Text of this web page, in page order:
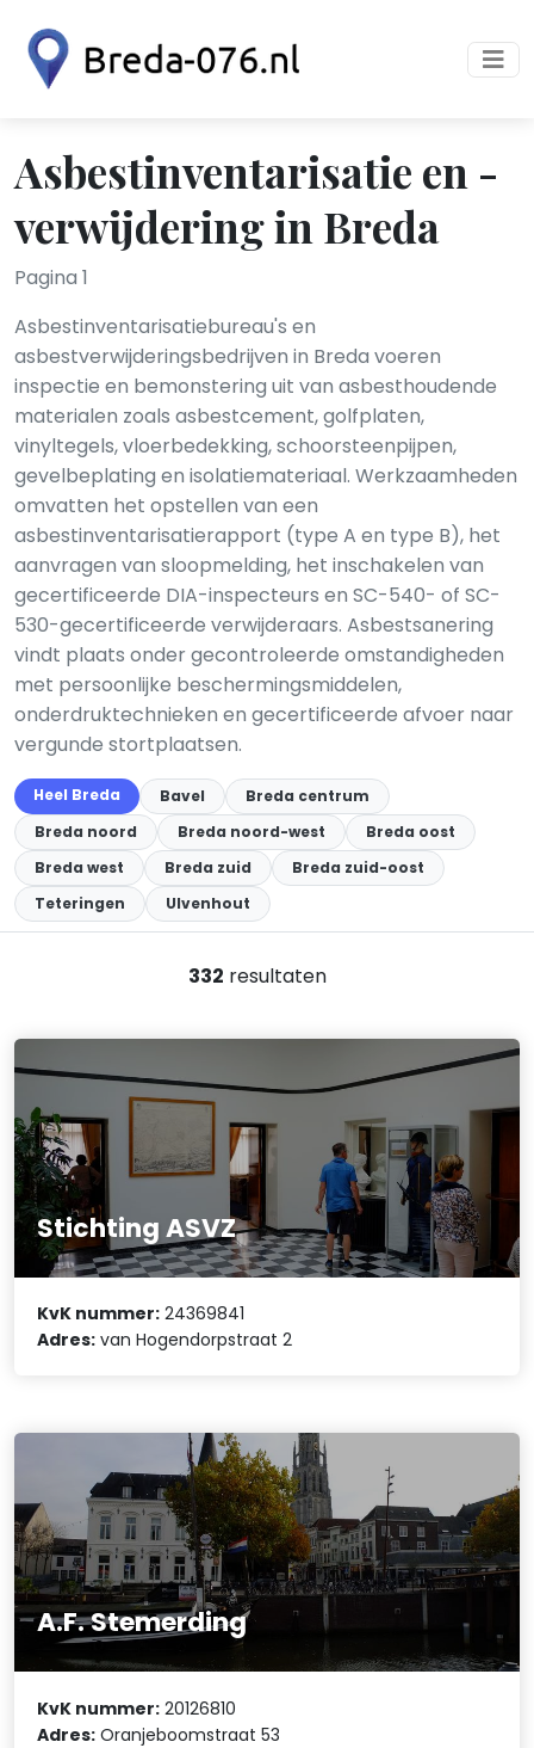
Asbestinventarisatie en -
verwijdering in Breda
Pagina 1
Asbestinventarisatiebureau's en
asbestverwijderingsbedrijven in Breda voeren
inspectie en bemonstering uit van asbesthoudende
materialen zoals asbestcement, golfplaten,
vinyltegels, vloerbedekking, schoorsteenpijpen,
gevelbeplating en isolatiemateriaal. Werkzaamheden
omvatten het opstellen van een
asbestinventarisatierapport (type A en type B), het
aanvragen van sloopmelding, het inschakelen van
gecertificeerde DIA-inspecteurs en SC-540- of SC-
530-gecertificeerde verwijderaars. Asbestsanering
vindt plaats onder gecontroleerde omstandigheden
met persoonlijke beschermingsmiddelen,
onderdruktechnieken en gecertificeerde afvoer naar
vergunde stortplaatsen.
Heel Breda Bavel
Breda centrum
Breda noord
Breda noord-west
Breda oost
Breda west
Breda zuid
Breda zuid-oost
Teteringen
Ulvenhout
332 resultaten
Stichting ASVZ
KvK nummer: 24369841
Adres: van Hogendorpstraat 2
A.F. Stemerding
KvK nummer: 20126810
Adres: Oranjeboomstraat 53